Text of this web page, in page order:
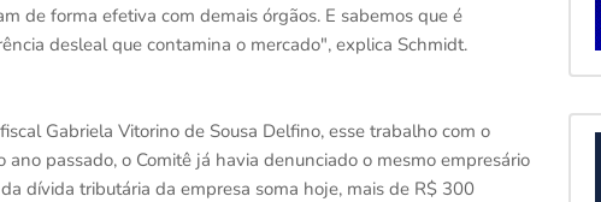
de forma efetiva com demais órgãos. E sabemos que é
desleal que contamina o mercado", explica Schmidt.
Gabriela Vitorino de Sousa Delfino, esse trabalho com o
passado, o Comitê já havia denunciado o mesmo empresário
dívida tributária da empresa soma hoje, mais de R$ 300